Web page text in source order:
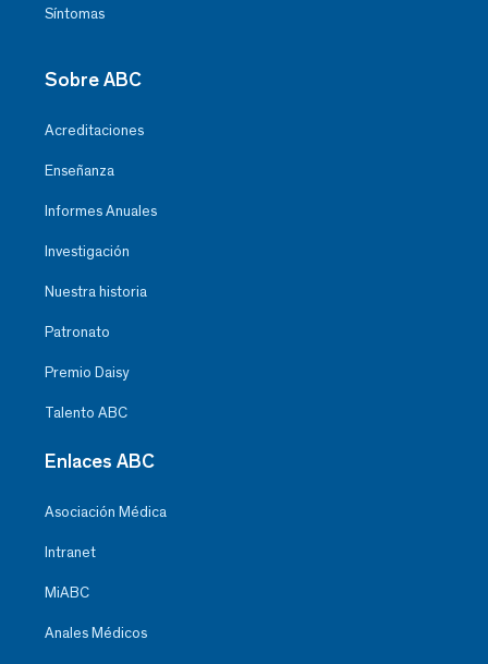
Síntomas
Sobre ABC
Acreditaciones
Enseñanza
Informes Anuales
Investigación
Nuestra historia
Patronato
Premio Daisy
Talento ABC
Enlaces ABC
Asociación Médica
Intranet
MiABC
Anales Médicos